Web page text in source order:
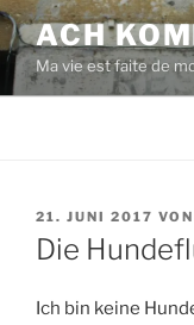
Zum
Inhalt
springen
ACH
Ma vie est faite de
VERÖFFENTLICHT
AM
21. JUNI 2017 VON
Die
Ich bin keine